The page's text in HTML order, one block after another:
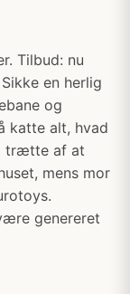
Tilbud: nu
en herlig
og
katte alt, hvad
trætte af at
mens mor
genereret